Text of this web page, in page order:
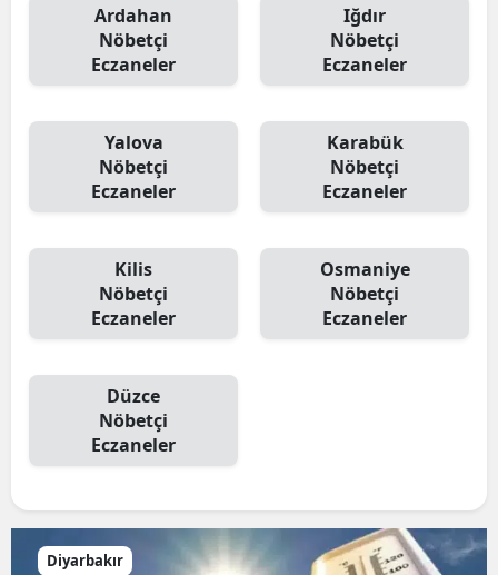
Ardahan
Nöbetçi
Eczaneler
Iğdır
Nöbetçi
Eczaneler
Yalova
Nöbetçi
Eczaneler
Karabük
Nöbetçi
Eczaneler
Kilis
Nöbetçi
Eczaneler
Osmaniye
Nöbetçi
Eczaneler
Düzce
Nöbetçi
Eczaneler
Diyarbakır